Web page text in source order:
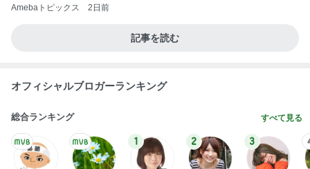
Amebaトピックス 2日前
記事を読む
オフィシャルブロガーランキング
総合ランキング すべて見る
1 2 3